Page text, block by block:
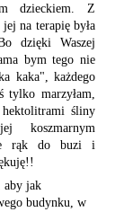
dzieckiem. Z
na terapię była
dzięki Waszej
bym tego nie
kaka", każdego
marzyłam,
śliny
rąk do buzi i
aby jak
budynku, w